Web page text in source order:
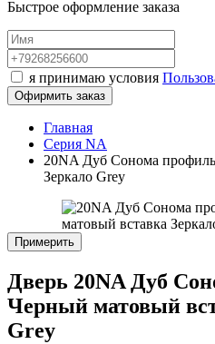
Быстрое оформление заказа
я принимаю условия
Офирмить заказ
Главная
Серия NA
20NA Дуб Сонома
Зеркало Grey
Примерить
Дверь 20NA Дуб
Черный матовый
Grey